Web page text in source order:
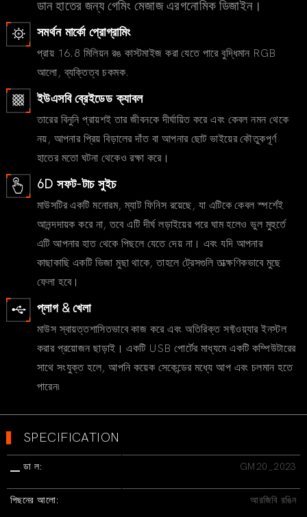
ডান হাতের জন্য গেমিং মেজাজ এরগনোমিক ডিজাইন।
সমর্থন মার্কো প্রোগ্রামিং
প্রায় 16.8 মিলিয়ন রঙ কাস্টমাইজ করা যেতে পারে বুদ্ধিমান RGB
আলো, ব্যক্তিত্ব চকমক.
ইউএসবি ব্রেইডেড ক্যাবল
তারের বিনুনি প্রায়শই তার জীবনকে দীর্ঘায়িত করে এবং কেবল নমন থেকে
নয়, আপনার প্রিয় বিড়ালের দাঁত বা আপনার ছোট ভাইয়ের কৌতুকপূর্ণ
হাতের মতো ঘটনা থেকেও রক্ষা করে।
6D সফট-টাচ সুইচ
মাউসটির একটি মনোরম, ম্যাট ফিনিস রয়েছে, যা এটিকে কেবল স্পর্শেই
আনন্দদায়ক করে না, তবে এটি দীর্ঘ লড়াইয়ের পরে ঘাম হলেও ভুল মুহুর্তে
এটি আপনার হাত থেকে পিছলে যেতে দেয় না। এবং যদি আপনার
কাছাকাছি একটি ভিজা মুছা থাকে, তাহলে ট্রেসগুলি তাত্ক্ষণিকভাবে মুছে
ফেলা হবে।
প্লাগ & খেলা
মাউস স্বায়ত্তশাসিতভাবে কাজ করে এবং অতিরিক্ত সফ্টওয়্যার ইনস্টল
করার প্রয়োজন ছাড়াই। একটি USB পোর্টের মাধ্যমে একটি কম্পিউটারের
সাথে সংযুক্ত হলে, আপনি কয়েক সেকেন্ডের মধ্যে আপ এবং চলমান হতে
পারেন৷
SPECIFICATION
▁ ডা ল: GM20_2023
পিছনের আলো: আরজিবি রঙিন